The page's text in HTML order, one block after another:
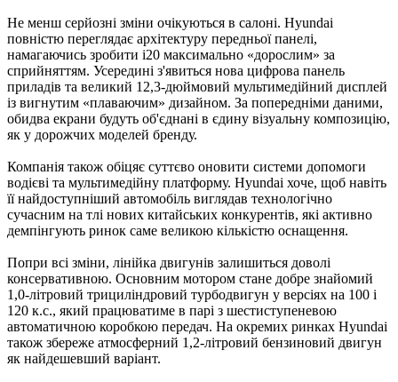
Не менш серйозні зміни очікуються в салоні. Hyundai
повністю переглядає архітектуру передньої панелі,
намагаючись зробити i20 максимально «дорослим» за
сприйняттям. Усередині з'явиться нова цифрова панель
приладів та великий 12,3-дюймовий мультимедійний дисплей
із вигнутим «плаваючим» дизайном. За попередніми даними,
обидва екрани будуть об'єднані в єдину візуальну композицію,
як у дорожчих моделей бренду.
Компанія також обіцяє суттєво оновити системи допомоги
водієві та мультимедійну платформу. Hyundai хоче, щоб навіть
її найдоступніший автомобіль виглядав технологічно
сучасним на тлі нових китайських конкурентів, які активно
демпінгують ринок саме великою кількістю оснащення.
Попри всі зміни, лінійка двигунів залишиться доволі
консервативною. Основним мотором стане добре знайомий
1,0-літровий трициліндровий турбодвигун у версіях на 100 і
120 к.с., який працюватиме в парі з шестиступеневою
автоматичною коробкою передач. На окремих ринках Hyundai
також збереже атмосферний 1,2-літровий бензиновий двигун
як найдешевший варіант.